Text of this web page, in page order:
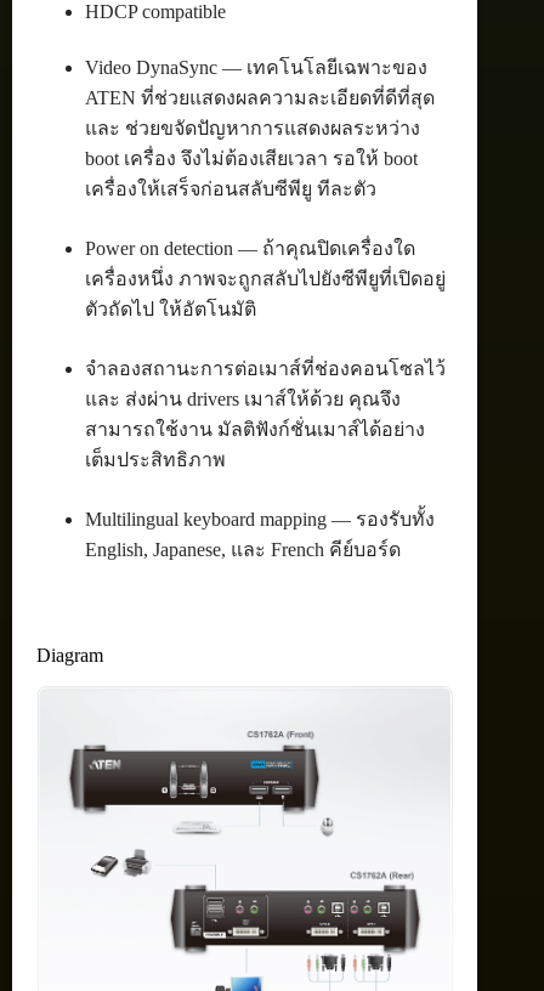
HDCP compatible
Video DynaSync — เทคโนโลยีเฉพาะของ
ATEN ที่ช่วยแสดงผลความละเอียดที่ดีที่สุด
และ ช่วยขจัดปัญหาการแสดงผลระหว่าง
boot เครื่อง จึงไม่ต้องเสียเวลา รอให้ boot
เครื่องให้เสร็จก่อนสลับซีพียู ทีละตัว
Power on detection — ถ้าคุณปิดเครื่องใด
เครื่องหนึ่ง ภาพจะถูกสลับไปยังซีพียูที่เปิดอยู่
ตัวถัดไป ให้อัตโนมัติ
จำลองสถานะการต่อเมาส์ที่ช่องคอนโซลไว้
และ ส่งผ่าน drivers เมาส์ให้ด้วย คุณจึง
สามารถใช้งาน มัลติฟังก์ชั่นเมาส์ได้อย่าง
เต็มประสิทธิภาพ
Multilingual keyboard mapping — รองรับทั้ง
English, Japanese, และ French คีย์บอร์ด
Diagram